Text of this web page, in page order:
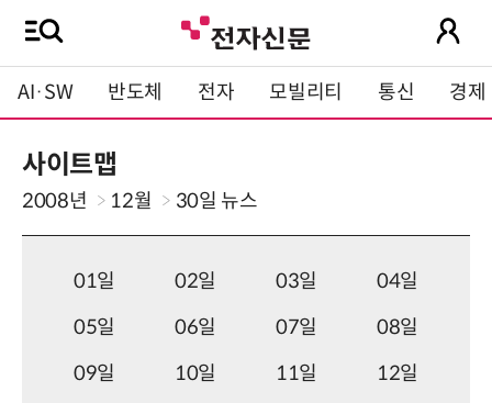
AI·SW 반도체 전자 모빌리티 통신 경제
사이트맵
2008년 12월 30일 뉴스
01일 02일 03일
04일
05일
06일 07일
08일
09일
10일 11일
12일